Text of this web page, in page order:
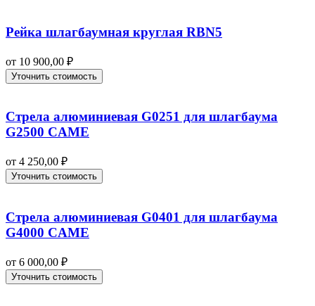
Рейка шлагбаумная круглая RBN5
от 10 900,00 ₽
Уточнить стоимость
Стрела алюминиевая G0251 для шлагбаума
G2500 CAME
от 4 250,00 ₽
Уточнить стоимость
Стрела алюминиевая G0401 для шлагбаума
G4000 CAME
от 6 000,00 ₽
Уточнить стоимость